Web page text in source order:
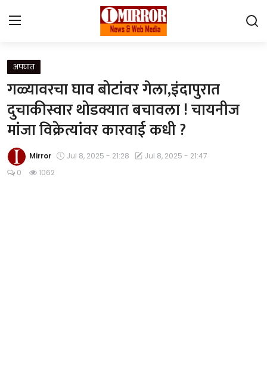
Home
महाराष्ट्र
देश विदेश
पुणे
अपघात
गळ्यावरचा घाव बोटांवर गेला,इंदापुरात
दुचाकीस्वार थोडक्यात बचावला ! चायनीज
मांजा विक्रेत्यांवर कारवाई कधी ?
Mirror Jul 8, 2025 - 21:28
Jul 8, 2025 - 21:47
0
1062